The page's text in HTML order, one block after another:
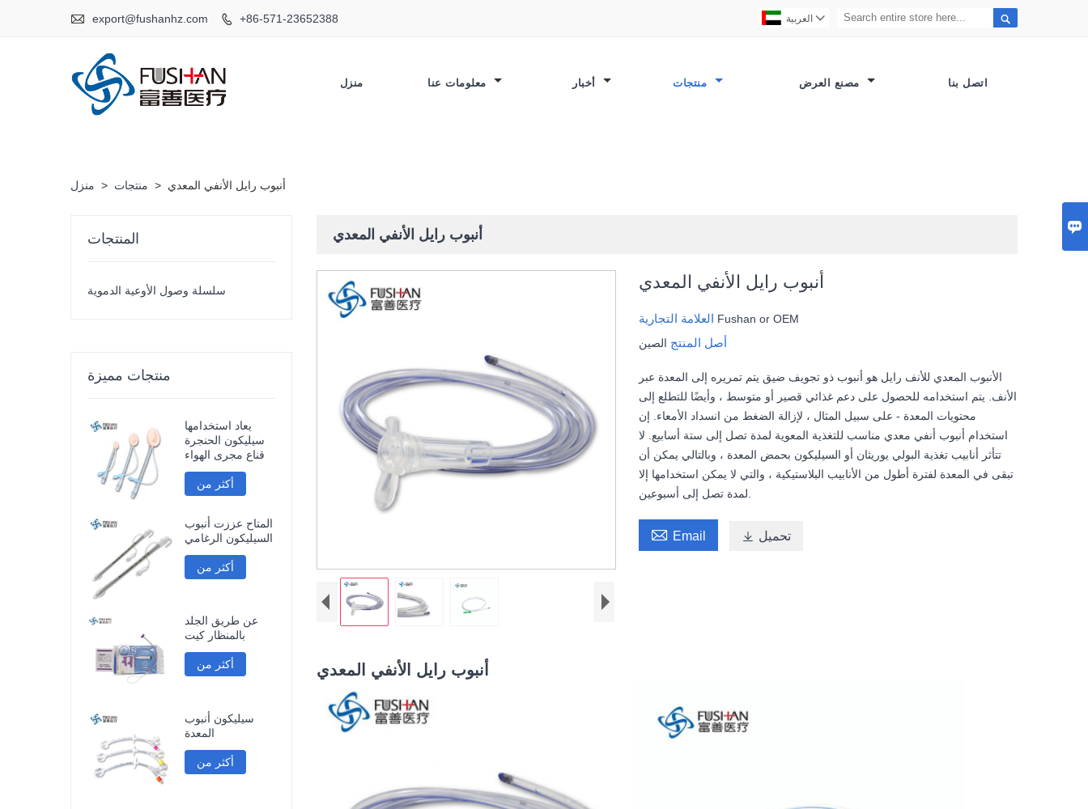

 export@fushanhz.com  +86-571-23652388  العربية 
منزل اتصل بنا
منزل > منتجات > أنبوب رايل الأنفي المعدي
أنبوب رايل الأنفي المعدي
أنبوب رايل الأنفي المعدي
Fushan or OEM
أصل المنتج الصين
الأنبوب المعدي للأنف رايل هو أنبوب ذو تجويف ضيق يتم تمريره إلى المعدة عبر
الأنف. يتم استخدامه للحصول على دعم غذائي قصير أو متوسط ، وأيضًا للتطلع إلى
محتويات المعدة - على سبيل المثال ، لإزالة الضغط من انسداد الأمعاء. إن
استخدام أنبوب أنفي معدي مناسب للتغذية المعوية لمدة تصل إلى ستة أسابيع. لا
تتأثر أنابيب تغذية البولي يوريثان أو السيليكون بحمض المعدة ، وبالتالي يمكن أن
تبقى في المعدة لفترة أطول من الأنابيب البلاستيكية ، والتي لا يمكن استخدامها إلا
لمدة تصل إلى أسبوعين.
 Email  تحميل
أنبوب رايل الأنفي المعدي
المنتجات
سلسلة وصول الأوعية الدموية
منتجات مميزة
يعاد استخدامها
سيليكون الحنجرة
قناع مجرى الهواء
أكثر من
المتاح عززت أنبوب
السيليكون الرغامي
أكثر من
عن طريق الجلد
بالمنظار كيت
أكثر من
سيليكون أنبوب
المعدة
أكثر من